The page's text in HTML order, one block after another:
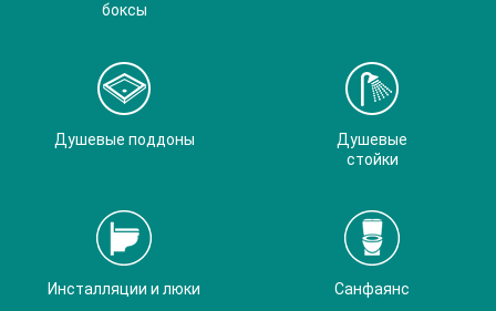
боксы
Душевые поддоны
Душевые
стойки
Инсталляции и люки Санфаянс